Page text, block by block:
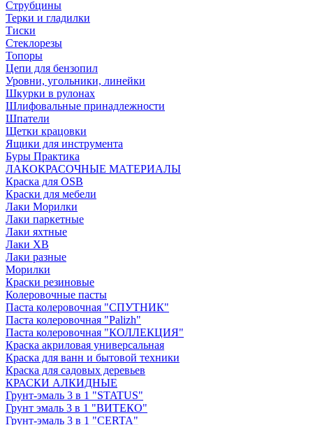
Струбцины
Терки и гладилки
Тиски
Стеклорезы
Топоры
Цепи для бензопил
Уровни, угольники, линейки
Шкурки в рулонах
Шлифовальные принадлежности
Шпатели
Щетки крацовки
Ящики для инструмента
Буры Практика
ЛАКОКРАСОЧНЫЕ МАТЕРИАЛЫ
Краска для OSB
Краски для мебели
Лаки Морилки
Лаки паркетные
Лаки яхтные
Лаки ХВ
Лаки разные
Морилки
Краски резиновые
Колеровочные пасты
Паста колеровочная "СПУТНИК"
Паста колеровочная "Palizh"
Паста колеровочная "КОЛЛЕКЦИЯ"
Краска акриловая универсальная
Краска для ванн и бытовой техники
Краска для садовых деревьев
КРАСКИ АЛКИДНЫЕ
Грунт-эмаль 3 в 1 "STATUS"
Грунт эмаль 3 в 1 "ВИТЕКО"
Грунт-эмаль 3 в 1 "CERTA"